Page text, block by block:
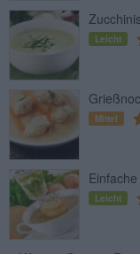
Leicht
Mittel
Leicht